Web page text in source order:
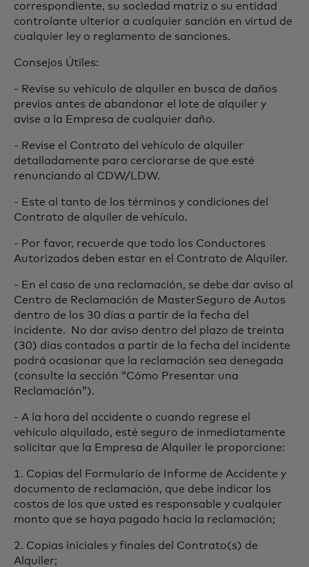
correspondiente, su sociedad matriz o su entidad
controlante ulterior a cualquier sanción en virtud de
cualquier ley o reglamento de sanciones.
Consejos Útiles:
- Revise su vehículo de alquiler en busca de daños
previos antes de abandonar el lote de alquiler y
avise a la Empresa de cualquier daño.
- Revise el Contrato del vehículo de alquiler
detalladamente para cerciorarse de que esté
renunciando al CDW/LDW.
- Este al tanto de los términos y condiciones del
Contrato de alquiler de vehículo.
- Por favor, recuerde que todo los Conductores
Autorizados deben estar en el Contrato de Alquiler.
- En el caso de una reclamación, se debe dar aviso al
Centro de Reclamación de MasterSeguro de Autos
dentro de los 30 días a partir de la fecha del
incidente. No dar aviso dentro del plazo de treinta
(30) días contados a partir de la fecha del incidente
podrá ocasionar que la reclamación sea denegada
(consulte la sección “Cómo Presentar una
Reclamación”).
- A la hora del accidente o cuando regrese el
vehículo alquilado, esté seguro de inmediatamente
solicitar que la Empresa de Alquiler le proporcione:
1. Copias del Formulario de Informe de Accidente y
documento de reclamación, que debe indicar los
costos de los que usted es responsable y cualquier
monto que se haya pagado hacia la reclamación;
2. Copias iniciales y finales del Contrato(s) de
Alquiler;